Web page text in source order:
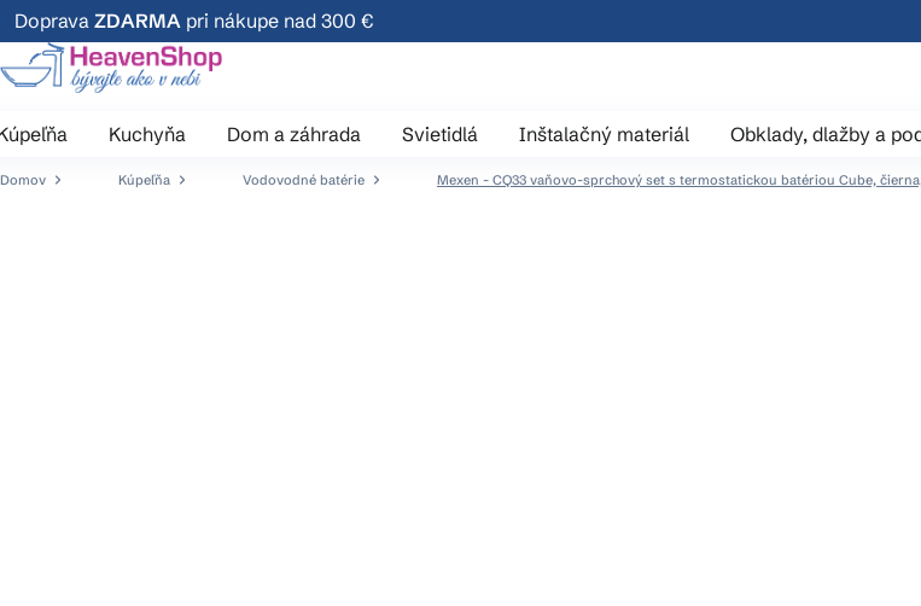
Prejsť
na
obsah
Doprava ZDARMA pri nákupe nad 300 €
Kuchyňa Dom a záhrada Svietidlá Inštalačný materiál Obklady, dlažby a
Domov Kúpeľňa Vodovodné batérie Mexen - CQ33 vaňovo-sprchový set s termostatickou batériou Cube,